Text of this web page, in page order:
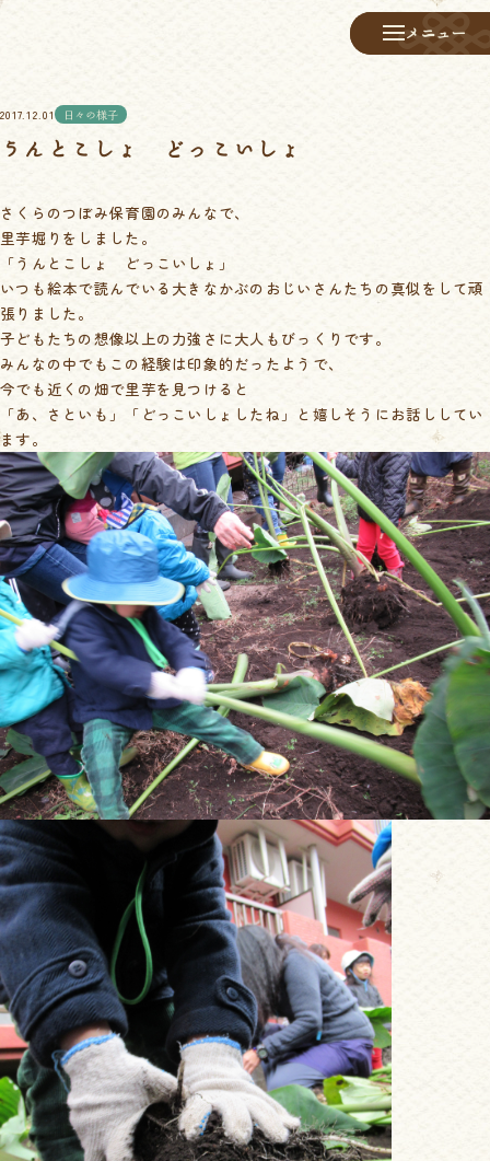
メニュー
メニュー
2017.12.01 日々の様子
うんとこしょ どっこいしょ
さくらのつぼみ保育園のみんなで、
里芋堀りをしました。
「うんとこしょ どっこいしょ」
いつも絵本で読んでいる大きなかぶのおじいさんたちの真似をして頑
張りました。
子どもたちの想像以上の力強さに大人もびっくりです。
みんなの中でもこの経験は印象的だったようで、
今でも近くの畑で里芋を見つけると
「あ、さといも」「どっこいしょしたね」と嬉しそうにお話ししてい
ます。